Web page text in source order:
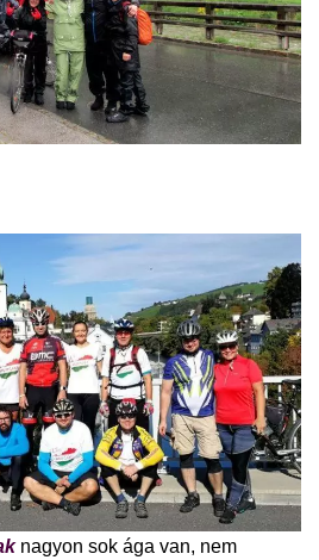
nagyon sok ága van, nem